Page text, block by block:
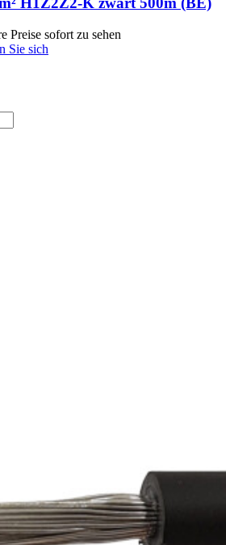
Preise sofort zu sehen
Sie sich